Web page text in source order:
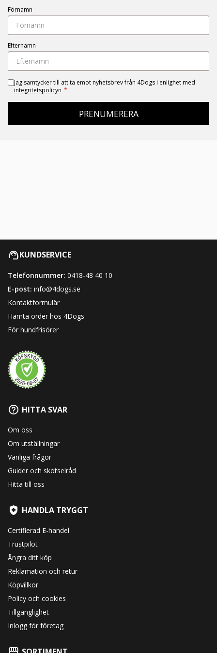
Förnamn
Efternamn
Jag samtycker till att ta emot nyhetsbrev från 4Dogs i enlighet med
integritetspolicyn *
PRENUMERERA
KUNDSERVICE
Telefonnummer: 0418-48 40 10
E-post: info@4dogs.se
Kontaktformulär
Hämta order hos 4Dogs
För hundfrisörer
HITTA SVAR
Om oss
Om utställningar
Vanliga frågor
Guider och skötselråd
Hitta till oss
HANDLA TRYGGT
Certifierad E-handel
Trustpilot
Ångra ditt köp
Reklamation och retur
Köpvillkor
Policy och cookies
Tillgänglighet
Inlogg för företag